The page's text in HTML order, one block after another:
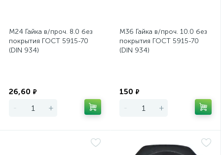
М24 Гайка в/проч. 8.0 без
покрытия ГОСТ 5915-70
(DIN 934)
26,60 ₽
- +
М36 Гайка в/проч. 10.0 без
покрытия ГОСТ 5915-70
(DIN 934)
150 ₽
- +